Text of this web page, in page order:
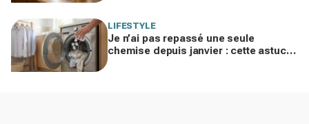
LIFESTYLE
Je n’ai pas repassé une seule
chemise depuis janvier : cette astuce